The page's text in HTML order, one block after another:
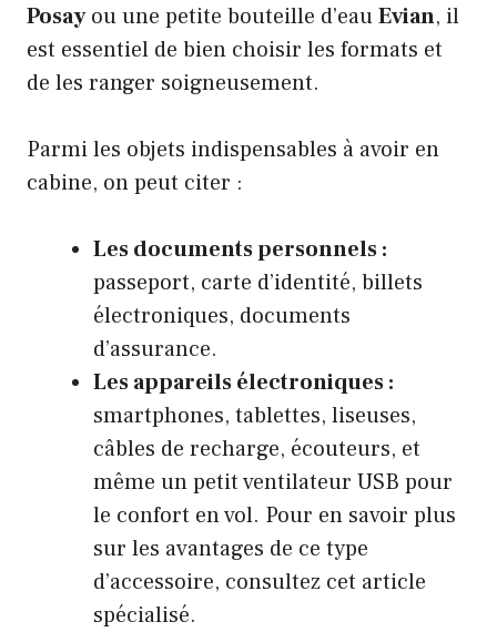
Posayou une petite bouteille d’eauEvian, il
est essentiel de bien choisir les formats et
de les ranger soigneusement.
Parmi les objets indispensables à avoir en
cabine, on peut citer :
Les documents personnels :
passeport, carte d’identité, billets
électroniques, documents
d’assurance.
Les appareils électroniques :
smartphones, tablettes, liseuses,
câbles de recharge, écouteurs, et
même un petit ventilateur USB pour
le confort en vol. Pour en savoir plus
sur les avantages de ce type
d’accessoire, consultez cet article
spécialisé.